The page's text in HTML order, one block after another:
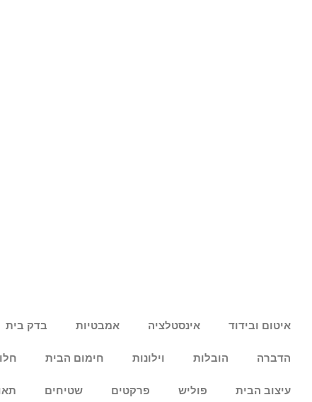
איטום ובידוד אינסטלציה אמבטיות בדק בית
הדברה הובלות וילונות חימום הבית
עיצוב הבית פוליש פרקטים שטיחים